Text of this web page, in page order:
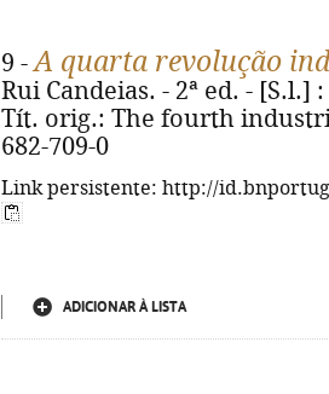
9 -A quarta revolução
Rui Candeias. - 2ª ed. - [S.l.]
Tít. orig.: The fourth
682-709-0
Link persistente: http://
ADICIONAR À LISTA